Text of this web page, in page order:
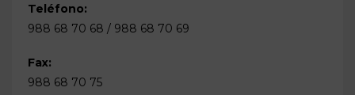
Teléfono:
988 68 70 68 / 988 68 70 69
Fax:
988 68 70 75